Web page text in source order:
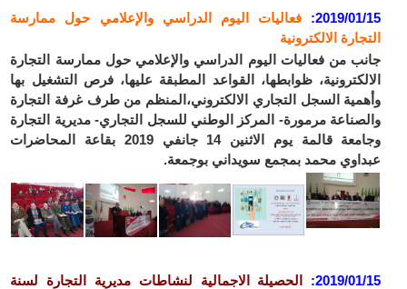
2019/01/15
: فعاليات اليوم الدراسي والإعلامي حول ممارسة
التجارة الالكترونية
جانب من فعاليات اليوم الدراسي والإعلامي حول ممارسة التجارة
الالكترونية، ظوابطها، القواعد المطبقة عليها، فرص التشغيل بها
وأهمية السجل التجاري الالكتروني،المنظم من طرف غرفة التجارة
والصناعة مرمورة- المركز الوطني للسجل التجاري- مديرية التجارة
وجامعة قالمة يوم الاثنين 14 جانفي 2019 بقاعة المحاضرات
عبداوي محمد بمجمع سويداني بوجمعة.
2019/01/15
: الحصيلة الاجمالية لنشاطات مديرية التجارة لسنة